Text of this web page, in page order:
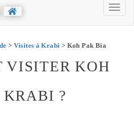
> Visites à Krabi > Koh Pak Bia
VISITER KOH
?